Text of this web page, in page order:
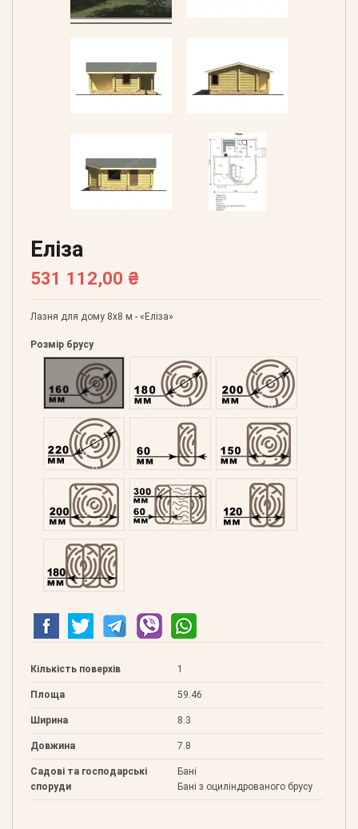
Еліза
531 112,00 ₴
Лазня для дому 8х8 м - «Еліза»
Розмір брусу
Оциліндрований 160Оциліндрований 180Оциліндрований 200
Оциліндрований 220Профільований 60 Профільований 150
Профільований 200Подвійний 300 Клеєний 120
Клеєний 180
Кількість поверхів 1
Площа 59.46
Ширина 8.3
Довжина 7.8
Садові та господарські
споруди
Бані
Бані з оциліндрованого брусу